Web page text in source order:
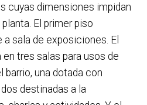
cuyas dimensiones impidan
El primer piso
sala de exposiciones. El
tres salas para usos de
una dotada con
destinadas a la